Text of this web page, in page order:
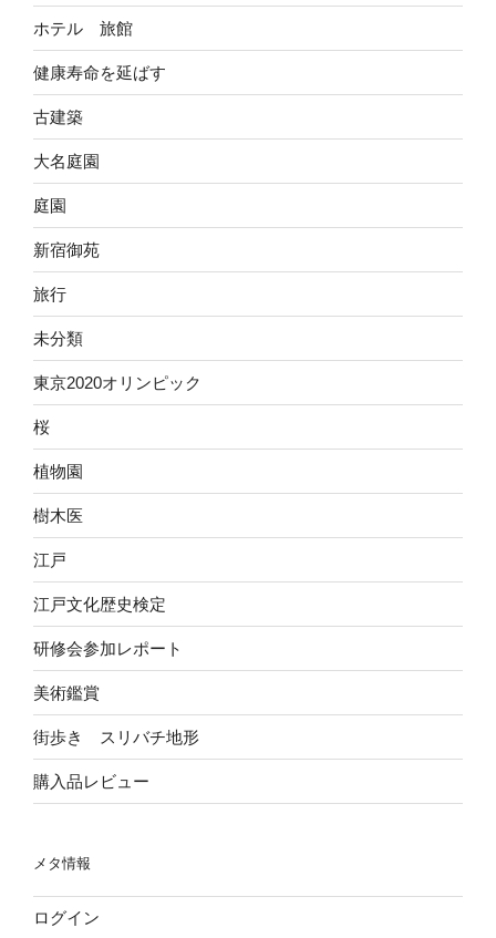
ホテル 旅館
健康寿命を延ばす
古建築
大名庭園
庭園
新宿御苑
旅行
未分類
東京2020オリンピック
桜
植物園
樹木医
江戸
江戸文化歴史検定
研修会参加レポート
美術鑑賞
街歩き スリバチ地形
購入品レビュー
メタ情報
ログイン